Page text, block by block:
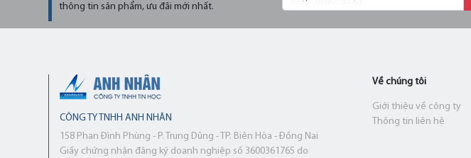
thông tin sản phẩm, ưu đãi mới nhất.
CÔNG TY TNHH ANH NHÂN
158 Phan Đình Phùng - P. Trung Dũng - TP. Biên Hòa - Đồng Nai
Giấy chứng nhận đăng ký doanh nghiệp số 3600361765 do
Về chúng tôi
Giới thiệu về công ty
Thông tin liên hệ